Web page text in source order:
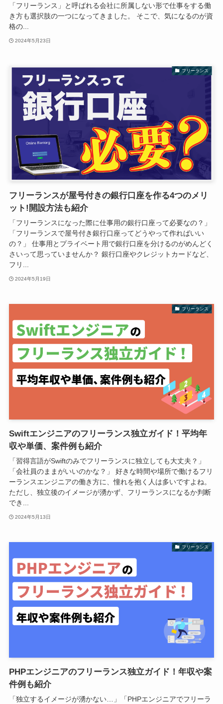
「フリーランス」と呼ばれる会社に所属しない形で仕事をする働
き方も選択肢の一つになってきました。 そこで、気になるのが資
格の...
2024年5月23日
フリーランス
フリーランスが屋号付きの銀行口座を作る4つのメリ
ット!開設方法も紹介
「フリーランスになった際に仕事用の銀行口座って必要なの？」
「フリーランスで屋号付き銀行口座ってどうやって作ればいい
の？」 仕事用とプライベート用で銀行口座を分けるのがめんどく
さいって思っていませんか？ 銀行口座やクレジットカードなど、
フリ...
2024年5月19日
フリーランス
Swiftエンジニアのフリーランス独立ガイド！平均年
収や単価、案件例も紹介
「習得言語がSwiftのみでフリーランスに独立しても大丈夫？」
「会社員のままがいいのかな？」 好きな時間や場所で働けるフリ
ーランスエンジニアの働き方に、憧れを抱く人は多いですよね。
ただし、独立後のイメージが湧かず、フリーランスになるか判断
でき...
2024年5月13日
フリーランス
PHPエンジニアのフリーランス独立ガイド！年収や案
件例も紹介
「独立するイメージが湧かない…」「PHPエンジニアでフリーラ